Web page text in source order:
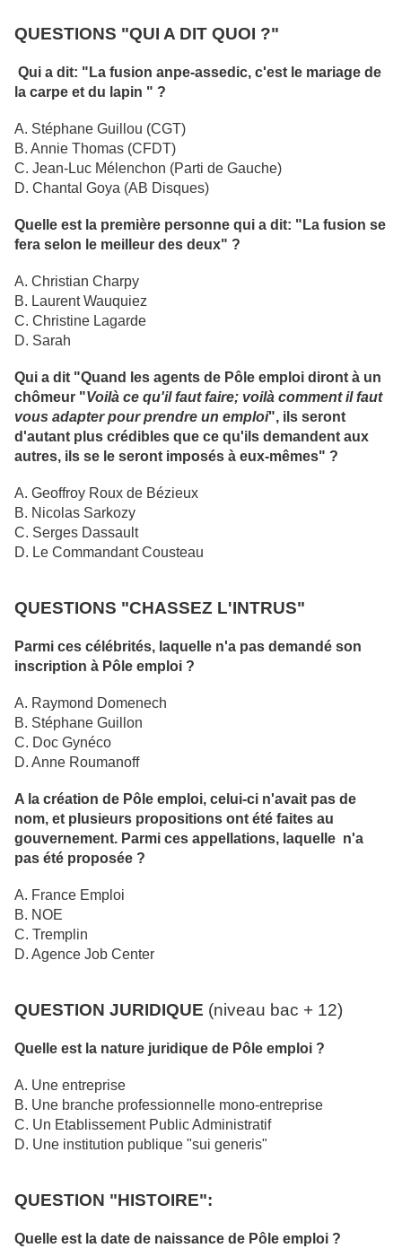
QUESTIONS "QUI A DIT QUOI ?"
Qui a dit: "La fusion anpe-assedic, c'est le mariage de
la carpe et du lapin " ?
A. Stéphane Guillou (CGT)
B. Annie Thomas (CFDT)
C. Jean-Luc Mélenchon (Parti de Gauche)
D. Chantal Goya (AB Disques)
Quelle est la première personne qui a dit: "La fusion se
fera selon le meilleur des deux" ?
A. Christian Charpy
B. Laurent Wauquiez
C. Christine Lagarde
D. Sarah
Qui a dit "Quand les agents de Pôle emploi diront à un
chômeur "Voilà ce qu'il faut faire; voilà comment il faut
vous adapter pour prendre un emploi", ils seront
d'autant plus crédibles que ce qu'ils demandent aux
autres, ils se le seront imposés à eux-mêmes" ?
A. Geoffroy Roux de Bézieux
B. Nicolas Sarkozy
C. Serges Dassault
D. Le Commandant Cousteau
QUESTIONS "CHASSEZ L'INTRUS"
Parmi ces célébrités, laquelle n'a pas demandé son
inscription à Pôle emploi ?
A. Raymond Domenech
B. Stéphane Guillon
C. Doc Gynéco
D. Anne Roumanoff
A la création de Pôle emploi, celui-ci n'avait pas de
nom, et plusieurs propositions ont été faites au
gouvernement. Parmi ces appellations, laquelle n'a
pas été proposée ?
A. France Emploi
B. NOE
C. Tremplin
D. Agence Job Center
QUESTION JURIDIQUE (niveau bac + 12)
Quelle est la nature juridique de Pôle emploi ?
A. Une entreprise
B. Une branche professionnelle mono-entreprise
C. Un Etablissement Public Administratif
D. Une institution publique "sui generis"
QUESTION "HISTOIRE":
Quelle est la date de naissance de Pôle emploi ?